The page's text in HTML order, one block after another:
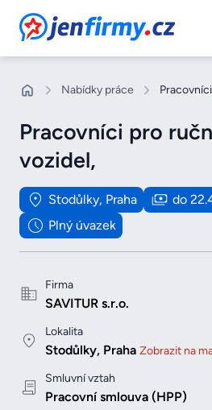
JenFirmy.cz
Nabídky práce
Pracovníci pro
vozidel,
Stodůlky, Praha
do
Plný úvazek
Firma
SAVITUR s.r.o.
Lokalita
Stodůlky, Praha Zobrazit na
Smluvní vztah
Pracovní smlouva (HPP)